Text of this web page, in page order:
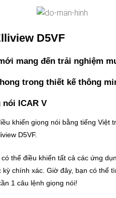
D5VF
mang đến trải nghiệm
trong thiết kế thông
ICAR V
khiển giọng nói bằng tiếng
D5VF.
thể điều khiển tất cả các ứng
chính xác. Giờ đây, bạn có
1 câu lệnh giọng nói!